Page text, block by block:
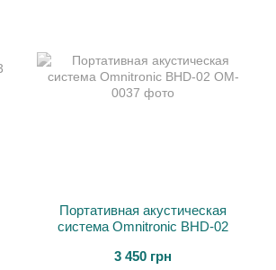
Портативная акустическая
система Omnitronic BHD-02
3 450 грн